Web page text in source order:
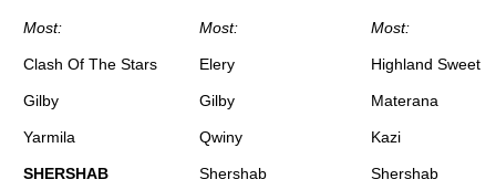
Most:
Clash Of The Stars
Gilby
Yarmila
SHERSHAB
Most:
Elery
Gilby
Qwiny
Shershab
Most:
Highland Sweet
Materana
Kazi
Shershab